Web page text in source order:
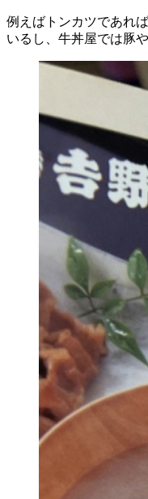
例えばトンカツであれ
いるし、牛丼屋では豚